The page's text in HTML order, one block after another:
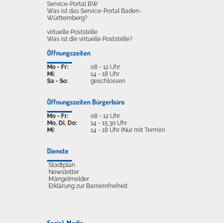
Service-Portal BW
Was ist das Service-Portal Baden-
Württemberg?
virtuelle Poststelle
Was ist die virtuelle Poststelle?
Öffnungszeiten
Mo - Fr:
Mi:
Sa - So:
08 - 12 Uhr
14 - 18 Uhr
geschlossen
Öffnungszeiten Bürgerbüro
Mo - Fr:
Mo, Di, Do:
Mi:
08 - 12 Uhr
14 - 15.30 Uhr
14 - 18 Uhr (Nur mit Termin)
Dienste
Stadtplan
Newsletter
Mängelmelder
Erklärung zur Barrierefreiheit